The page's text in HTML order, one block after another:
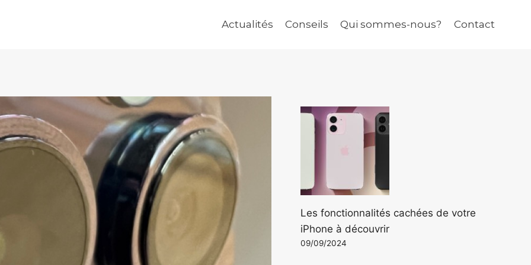
Actualités Conseils Qui sommes-nous? Contact
Les fonctionnalités cachées de votre
iPhone à découvrir
09/09/2024